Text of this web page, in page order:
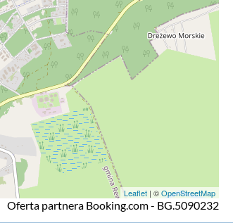
Leaflet | ©OpenStreetMap
Oferta partnera Booking.com - BG.5090232